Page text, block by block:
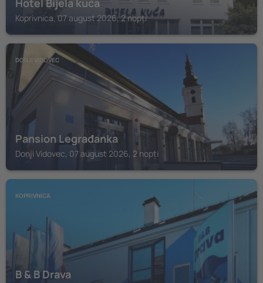
Hotel Bijela kuća
Koprivnica, 07 august 2026, 2 nopți
DONJI VIDOVEC
Pansion Legrađanka
Donji Vidovec, 07 august 2026, 2 nopți
KOPRIVNICA
B & B Drava